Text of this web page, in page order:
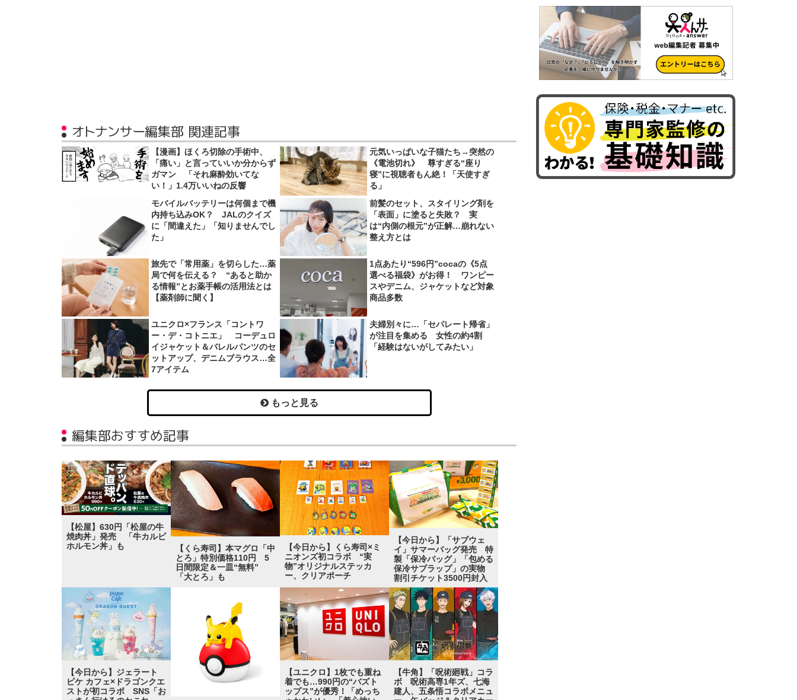
オトナンサー編集部 関連記事
【漫画】ほくろ切除の手術中、
「痛い」と言っていいか分からず
ガマン 「それ麻酔効いてな
い！」1.4万いいねの反響
元気いっぱいな子猫たち→突然の
《電池切れ》 尊すぎる“座り
寝”に視聴者もん絶！「天使すぎ
る」
モバイルバッテリーは何個まで機
内持ち込みOK？ JALのクイズ
に「間違えた」「知りませんでし
た」
前髪のセット、スタイリング剤を
「表面」に塗ると失敗？ 実
は“内側の根元”が正解…崩れない
整え方とは
旅先で「常用薬」を切らした…薬
局で何を伝える？ “あると助か
る情報”とお薬手帳の活用法とは
【薬剤師に聞く】
1点あたり“596円”cocaの《5点
選べる福袋》がお得！ ワンピー
スやデニム、ジャケットなど対象
商品多数
ユニクロ×フランス「コントワ
ー・デ・コトニエ」 コーデュロ
イジャケット＆バレルパンツのセ
ットアップ、デニムブラウス…全
7アイテム
夫婦別々に…「セパレート帰省」
が注目を集める 女性の約4割
「経験はないがしてみたい」
もっと見る
編集部おすすめ記事
【松屋】630円「松屋の牛
焼肉丼」発売 「牛カルビ
ホルモン丼」も
【くら寿司】本マグロ「中
とろ」特別価格110円 5
日間限定＆一皿“無料”
「大とろ」も
【今日から】くら寿司×ミ
ニオンズ初コラボ “実
物”オリジナルステッカ
ー、クリアポーチ
【今日から】「サブウェ
イ」サマーバッグ発売 特
製「保冷バッグ」「包める
保冷サブラップ」の実物
割引チケット3500円封入
【今日から】ジェラート
ピケ カフェ×ドラゴンクエ
ストが初コラボ SNS「お
【ユニクロ】1枚でも重ね
着でも…990円の“バズト
ップス”が優秀！「めっち
【牛角】「呪術廻戦」コラ
ボ 呪術高専1年ズ、七海
建人、五条悟コラボメニュ